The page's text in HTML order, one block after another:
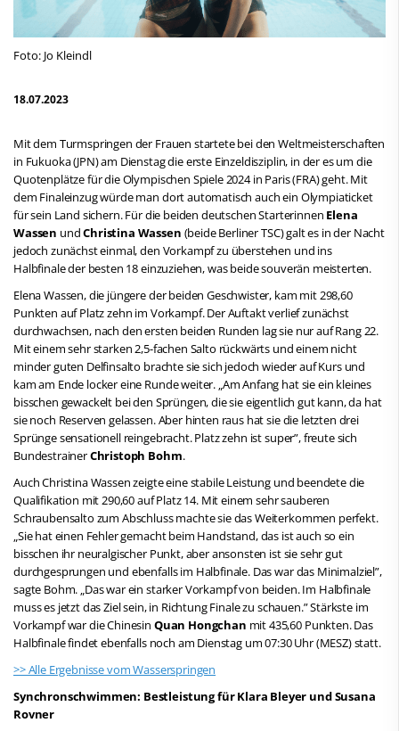
Foto: Jo Kleindl
18.07.2023
Mit dem Turmspringen der Frauen startete bei den Weltmeisterschaften
in Fukuoka (JPN) am Dienstag die erste Einzeldisziplin, in der es um die
Quotenplätze für die Olympischen Spiele 2024 in Paris (FRA) geht. Mit
dem Finaleinzug würde man dort automatisch auch ein Olympiaticket
für sein Land sichern. Für die beiden deutschen Starterinnen Elena
Wassen undChristina Wassen (beide Berliner TSC) galt es in der Nacht
jedoch zunächst einmal, den Vorkampf zu überstehen und ins
Halbfinale der besten 18 einzuziehen, was beide souverän meisterten.
Elena Wassen, die jüngere der beiden Geschwister, kam mit 298,60
Punkten auf Platz zehn im Vorkampf. Der Auftakt verlief zunächst
durchwachsen, nach den ersten beiden Runden lag sie nur auf Rang 22.
Mit einem sehr starken 2,5-fachen Salto rückwärts und einem nicht
minder guten Delfinsalto brachte sie sich jedoch wieder auf Kurs und
kam am Ende locker eine Runde weiter. „Am Anfang hat sie ein kleines
bisschen gewackelt bei den Sprüngen, die sie eigentlich gut kann, da hat
sie noch Reserven gelassen. Aber hinten raus hat sie die letzten drei
Sprünge sensationell reingebracht. Platz zehn ist super”, freute sich
BundestrainerChristoph Bohm.
Auch Christina Wassen zeigte eine stabile Leistung und beendete die
Qualifikation mit 290,60 auf Platz 14. Mit einem sehr sauberen
Schraubensalto zum Abschluss machte sie das Weiterkommen perfekt.
„Sie hat einen Fehler gemacht beim Handstand, das ist auch so ein
bisschen ihr neuralgischer Punkt, aber ansonsten ist sie sehr gut
durchgesprungen und ebenfalls im Halbfinale. Das war das Minimalziel”,
sagte Bohm. „Das war ein starker Vorkampf von beiden. Im Halbfinale
muss es jetzt das Ziel sein, in Richtung Finale zu schauen.” Stärkste im
Vorkampf war die Chinesin Quan Hongchan mit 435,60 Punkten. Das
Halbfinale findet ebenfalls noch am Dienstag um 07:30 Uhr (MESZ) statt.
>> Alle Ergebnisse vom Wasserspringen
Synchronschwimmen: Bestleistung für Klara Bleyer und Susana
Rovner